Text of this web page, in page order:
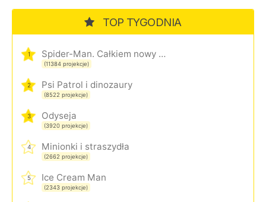
TOP TYGODNIA
1 Spider-Man. Całkiem nowy dzień
(11384 projekcje)
2 Psi Patrol i dinozaury
(8522 projekcje)
3 Odyseja
(3920 projekcje)
4 Minionki i straszydła
(2662 projekcje)
5 Ice Cream Man
(2343 projekcje)